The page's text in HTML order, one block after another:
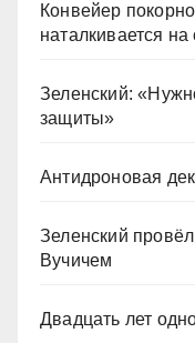
Конвейер
наталкивается
Зеленский:
защиты»
Антидроновая
Зеленский
Вучичем
Двадцать лет